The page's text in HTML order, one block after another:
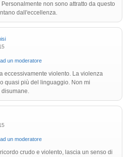
non sono attratto da questo
dall'eccellenza.
un moderatore
eccessivamente violento. La violenza
quasi più del linguaggio. Non mi
disumane.
un moderatore
crudo e violento, lascia un senso di